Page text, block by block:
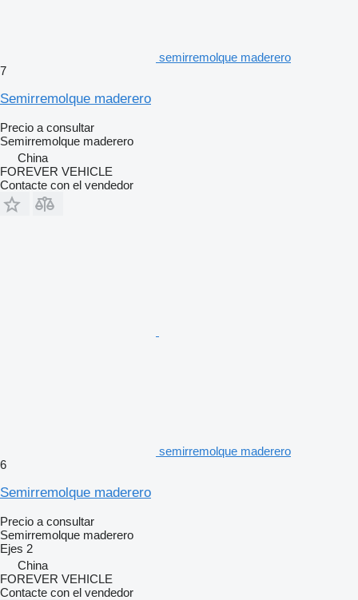
semirremolque maderero
7
Semirremolque maderero
Precio a consultar
Semirremolque maderero
China
FOREVER VEHICLE
Contacte con el vendedor
semirremolque maderero
6
Semirremolque maderero
Precio a consultar
Semirremolque maderero
Ejes 2
China
FOREVER VEHICLE
Contacte con el vendedor